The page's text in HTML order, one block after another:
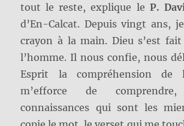
tout le reste, explique le P.
d’En-Calcat. Depuis vingt ans,
crayon à la main. Dieu s’est fait
l’homme. Il nous confie, nous
Esprit la compréhension de
m’efforce de
connaissances qui sont les